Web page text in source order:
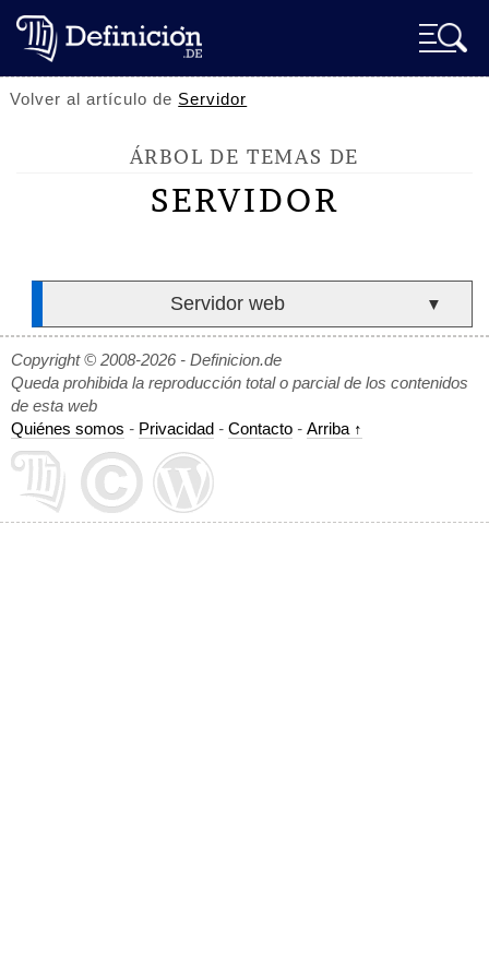
Volver al artículo de Servidor
ÁRBOL DE TEMAS DE
SERVIDOR
Servidor web ▼
Copyright © 2008-2026 - Definicion.de
Queda prohibida la reproducción total o parcial de los contenidos
de esta web
Quiénes somos - Privacidad - Contacto - Arriba ↑